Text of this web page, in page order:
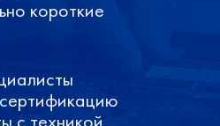
короткие